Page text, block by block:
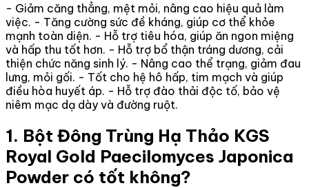
- Giảm căng thẳng, mệt mỏi, nâng cao hiệu quả làm
việc. - Tăng cường sức đề kháng, giúp cơ thể khỏe
mạnh toàn diện. - Hỗ trợ tiêu hóa, giúp ăn ngon miệng
và hấp thu tốt hơn. - Hỗ trợ bổ thận tráng dương, cải
thiện chức năng sinh lý. - Nâng cao thể trạng, giảm đau
lưng, mỏi gối. - Tốt cho hệ hô hấp, tim mạch và giúp
điều hòa huyết áp. - Hỗ trợ đào thải độc tố, bảo vệ
niêm mạc dạ dày và đường ruột.
1. Bột Đông Trùng Hạ Thảo KGS
Royal Gold Paecilomyces Japonica
Powder có tốt không?